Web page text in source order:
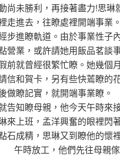
尚未勝利，再接著盡力!思琳
走進去，往瞭處裡開端事業。
進瞭軌道。由於事業性子
營業，或許請她用飯品茗談
前就曾經很繁忙瞭。她幾個
信和賀卡，另有些快蔫瞭的
做瞭記實，就開端事業瞭。
知瞭母親，他今天午時來接
來上班，孟洋興奮的眼裡閃
石成精，思琳又到瞭他的懷
午時放工，他們先往母親傢